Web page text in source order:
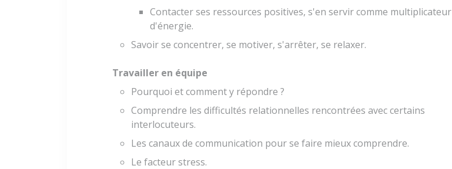
Contacter ses ressources positives, s'en servir comme multiplicateur
d'énergie.
Savoir se concentrer, se motiver, s'arrêter, se relaxer.
Travailler en équipe
Pourquoi et comment y répondre ?
Comprendre les difficultés relationnelles rencontrées avec certains
interlocuteurs.
Les canaux de communication pour se faire mieux comprendre.
Le facteur stress.